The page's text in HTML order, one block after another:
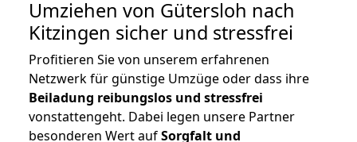
Umziehen von Gütersloh nach
Kitzingen sicher und stressfrei
Profitieren Sie von unserem erfahrenen
Netzwerk für günstige Umzüge oder dass ihre
Beiladung reibungslos und stressfrei
vonstattengeht. Dabei legen unsere Partner
besonderen Wert aufSorgfalt und